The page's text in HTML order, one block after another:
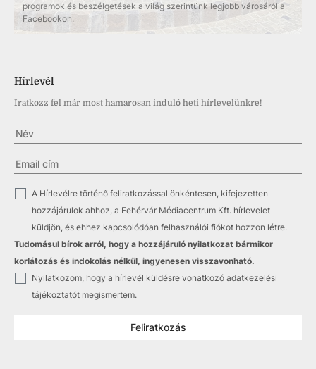
programok és beszélgetések a világ szerintünk legjobb városáról a
Facebookon.
Hírlevél
Iratkozz fel már most hamarosan induló heti hírlevelünkre!
A Hírlevélre történő feliratkozással önkéntesen, kifejezetten
hozzájárulok ahhoz, a Fehérvár Médiacentrum Kft. hírlevelet
küldjön, és ehhez kapcsolódóan felhasználói fiókot hozzon létre.
Tudomásul bírok arról, hogy a hozzájáruló nyilatkozat bármikor
korlátozás és indokolás nélkül, ingyenesen visszavonható.
Nyilatkozom, hogy a hírlevél küldésre vonatkozó adatkezelési
tájékoztatót megismertem.
Feliratkozás